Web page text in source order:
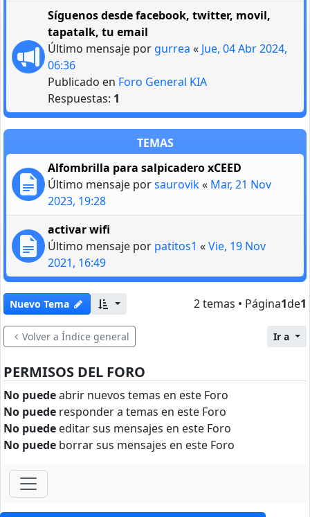
Síguenos desde facebook, twitter, movil,
tapatalk, tu email
Último mensaje por gurrea « Jue, 04 Abr 2024,
06:36
Publicado en Foro General KIA
Respuestas: 1
TEMAS
Alfombrilla para salpicadero xCEED
Último mensaje porsaurovik« Mar, 21 Nov
2023, 19:28
activar wifi
Último mensaje por patitos1 «Vie, 19 Nov
2021, 16:49
Nuevo Tema 2 temas • Página1de1
Volver a Índice general Ir a
PERMISOS DEL FORO
No puedeabrir nuevos temas en este Foro
No puede responder a temas en este Foro
No puede editar sus mensajes en este Foro
No puede borrar sus mensajes en este Foro